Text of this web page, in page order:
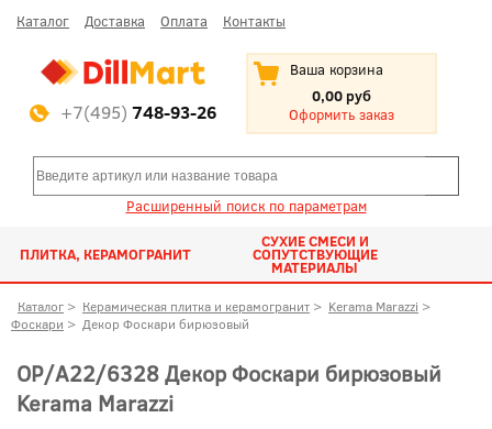
Каталог Доставка Оплата Контакты
+7(495) 748-93-26
Ваша корзина
0,00 руб
Оформить заказ
Расширенный поиск по параметрам
ПЛИТКА, КЕРАМОГРАНИТ
СУХИЕ СМЕСИ И
СОПУТСТВУЮЩИЕ
МАТЕРИАЛЫ
Каталог > Керамическая плитка и керамогранит > Kerama Marazzi >
Фоскари > Декор Фоскари бирюзовый
OP/A22/6328 Декор Фоскари бирюзовый
Kerama Marazzi